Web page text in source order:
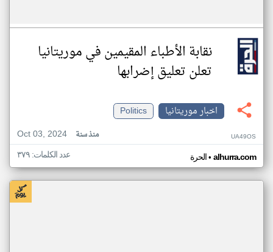
نقابة الأطباء المقيمين في موريتانيا
تعلن تعليق إضرابها
اخبار موريتانيا
Politics
Oct 03, 2024
منذ سنة UA49OS
الحرة• alhurra.com عدد الكلمات: ٣٧٩